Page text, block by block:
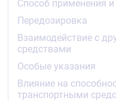
крайне редко, но
случаях у
иммунитета,
трансплантата
пациентов,
злокачественных
инфицированных.
Валацикловир
Способ применения
Передозировка
Взаимодействие с
средствами
Особые указания
Влияние на
транспортными